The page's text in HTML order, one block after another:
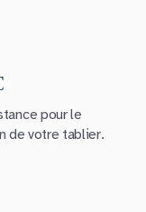
pour le
de votre tablier.